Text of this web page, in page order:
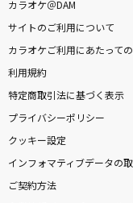
カラオケ＠DAM
サイトのご利用について
カラオケご利用にあたって
利用規約
特定商取引法に基づく表示
プライバシーポリシー
クッキー設定
インフォマティブデータの
ご契約方法